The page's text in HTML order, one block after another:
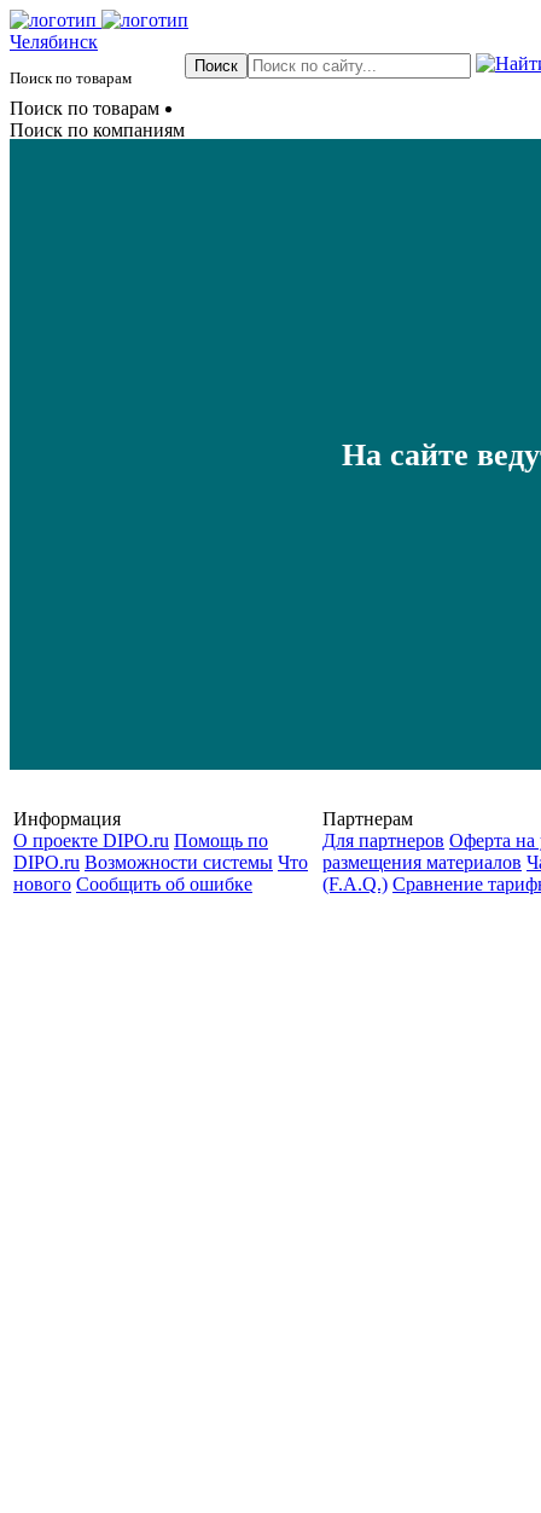
Челябинск
Поиск по товарам
Поиск по товарам
Поиск по компаниям
На сайте
Информация
О проекте DIPO.ru Помощь по
DIPO.ru Возможности системы Что
нового Сообщить об ошибке
Партнерам
Для партнеров Оферта на
размещения материалов
(F.A.Q.) Cравнение